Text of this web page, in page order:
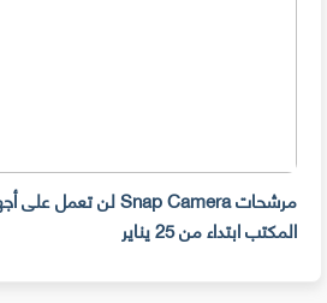
المكتب ابتداء من 25 يناير